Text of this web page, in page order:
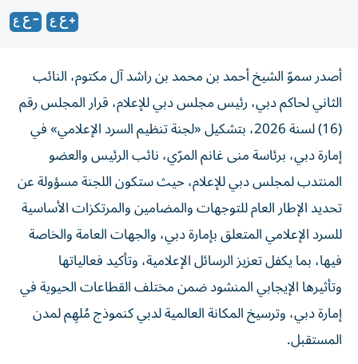
أصدر سموّ الشيخ أحمد بن محمد بن راشد آل مكتوم، النائب
الثاني لحاكم دبي، رئيس مجلس دبي للإعلام، قرار المجلس رقم
(16) لسنة 2026، بتشكيل «لجنة تنظيم السرد الإعلامي» في
إمارة دبي، برئاسة منى غانم المرّي، نائب الرئيس والعضو
المنتدب لمجلس دبي للإعلام، حيث ستكون اللجنة مسؤولة عن
تحديد الإطار العام للتوجهات والمضامين والمرتكزات الأساسية
للسرد الإعلامي المتعلق بإمارة دبي، والجهات العامة والخاصة
فيها، بما يكفل تعزيز الرسائل الإعلامية، وتأكيد فعالياتها
وتأثيرها الإيجابي المنشود ضمن مختلف القطاعات الحيوية في
إمارة دبي، وترسيخ المكانة العالمية لدبي كنموذج مُلهِم لمدن
المستقبل.